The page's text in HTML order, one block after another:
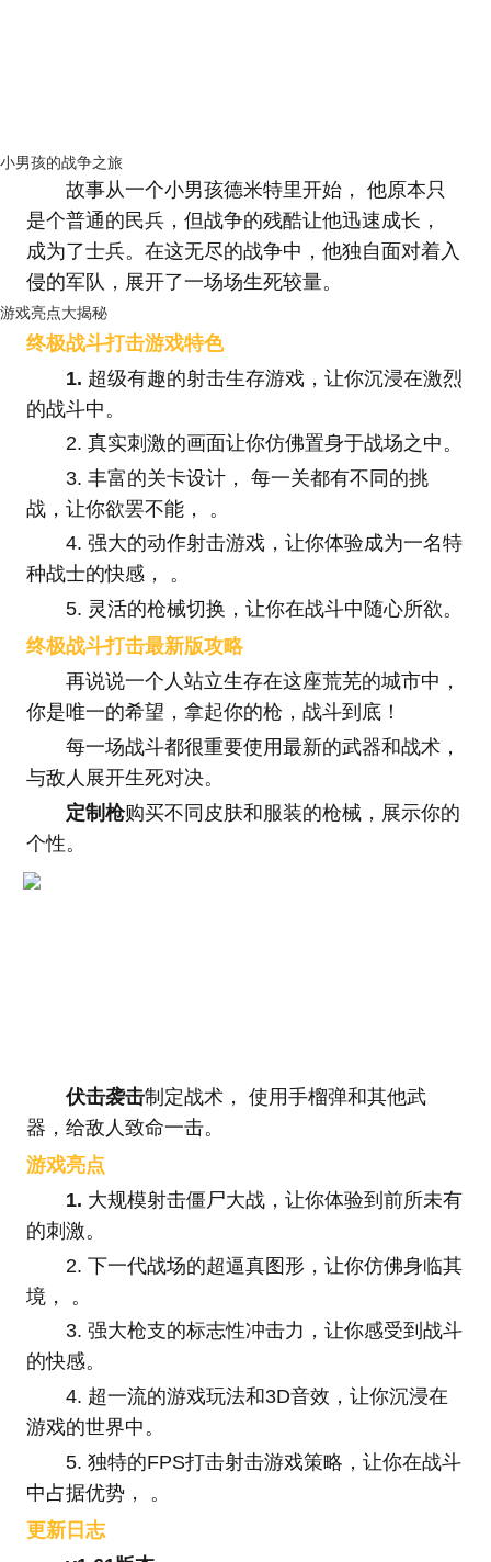
小男孩的战争之旅
故事从一个小男孩德米特里开始， 他原本只
是个普通的民兵，但战争的残酷让他迅速成长，
成为了士兵。在这无尽的战争中，他独自面对着入
侵的军队，展开了一场场生死较量。
游戏亮点大揭秘
终极战斗打击游戏特色
1. 超级有趣的射击生存游戏，让你沉浸在激烈
的战斗中。
2. 真实刺激的画面让你仿佛置身于战场之中。
3. 丰富的关卡设计， 每一关都有不同的挑
战，让你欲罢不能， 。
4. 强大的动作射击游戏，让你体验成为一名特
种战士的快感， 。
5. 灵活的枪械切换，让你在战斗中随心所欲。
终极战斗打击最新版攻略
再说说一个人站立生存在这座荒芜的城市中，
你是唯一的希望，拿起你的枪，战斗到底！
每一场战斗都很重要使用最新的武器和战术，
与敌人展开生死对决。
定制枪购买不同皮肤和服装的枪械，展示你的
个性。
伏击袭击制定战术， 使用手榴弹和其他武
器，给敌人致命一击。
游戏亮点
1. 大规模射击僵尸大战，让你体验到前所未有
的刺激。
2. 下一代战场的超逼真图形，让你仿佛身临其
境， 。
3. 强大枪支的标志性冲击力，让你感受到战斗
的快感。
4. 超一流的游戏玩法和3D音效，让你沉浸在
游戏的世界中。
5. 独特的FPS打击射击游戏策略，让你在战斗
中占据优势， 。
更新日志